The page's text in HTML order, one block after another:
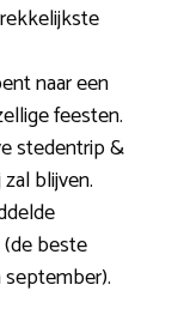
naar een
feesten.
stedentrip &
blijven.
(de beste